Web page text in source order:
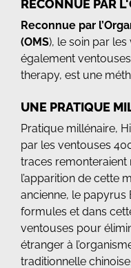
RECONNUE PAR
Reconnue par
(OMS), le soin par
également
therapy, est une
UNE PRATIQUE
Pratique millénaire,
par les ventouses
traces remonteraient
l’apparition de cette
ancienne, le papyrus
formules et dans
ventouses pour
étranger à
traditionnelle